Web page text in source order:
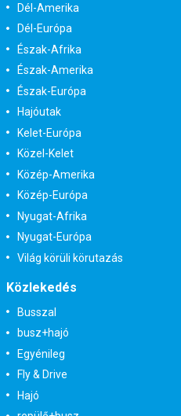
Dél-Amerika
Dél-Európa
Észak-Afrika
Észak-Amerika
Észak-Európa
Hajóutak
Kelet-Európa
Közel-Kelet
Közép-Amerika
Közép-Európa
Nyugat-Afrika
Nyugat-Európa
Világ körüli körutazás
Közlekedés
Busszal
busz+hajó
Egyénileg
Fly & Drive
Hajó